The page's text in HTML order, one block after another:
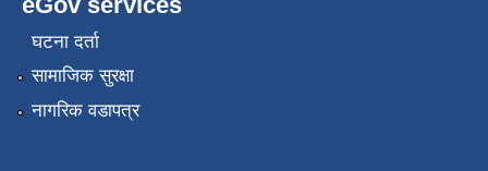
घटना दर्ता
सामाजिक सुरक्षा
नागरिक वडापत्र